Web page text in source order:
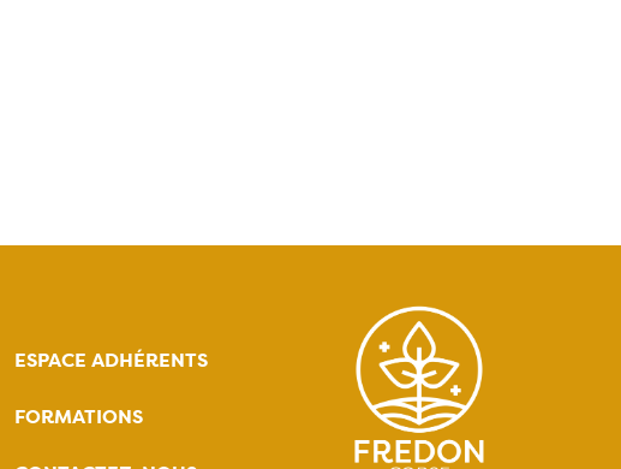
ESPACE ADHÉRENTS
FORMATIONS